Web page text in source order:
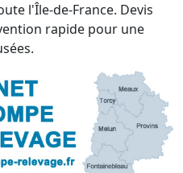
l'Île-de-France. Devis
rapide pour une